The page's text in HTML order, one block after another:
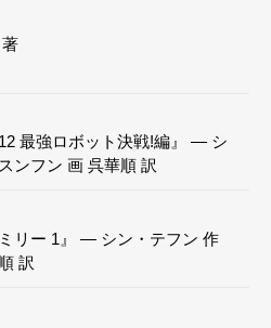
最強ロボット決戦!編』 — シ
ンフン 画 呉華順 訳
リー 1』 — シン・テフン 作
訳